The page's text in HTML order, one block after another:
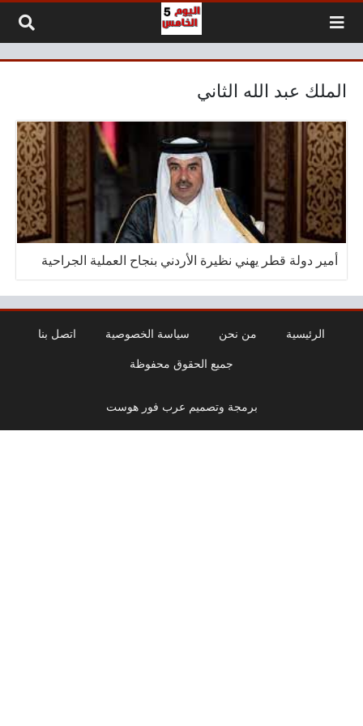
الملك عبد الله الثاني
أمير دولة قطر يهني نظيرة الأردني بنجاح العملية الجراحية
الرئيسية من نحن سياسة الخصوصية اتصل بنا
جميع الحقوق محفوظة
برمجة وتصميم عرب فور هوست